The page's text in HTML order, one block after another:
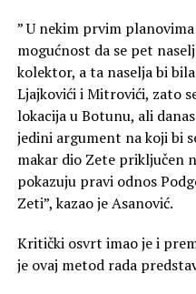
” U nekim prvim
mogućnost da se pet
kolektor, a ta naselja bi
Ljajkovići i Mitrovići, zato
lokacija u Botunu, ali
jedini argument na koji bi
makar dio Zete priključen
pokazuju pravi odnos
Zeti”, kazao je Asanović.
Kritički osvrt imao je i
je ovaj metod rada